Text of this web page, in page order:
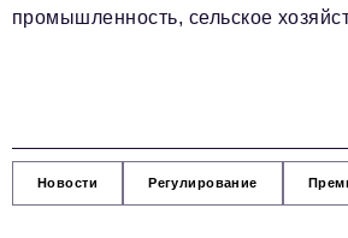
промышленность, сельское
Новости Регулирование